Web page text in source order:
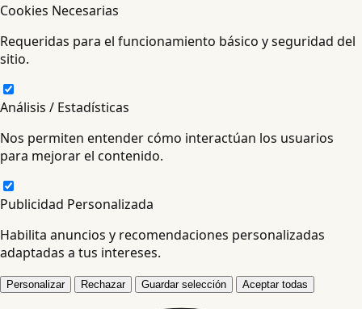
Cookies Necesarias
Requeridas para el funcionamiento básico y seguridad del
sitio.
Análisis / Estadísticas
Nos permiten entender cómo interactúan los usuarios
para mejorar el contenido.
Publicidad Personalizada
Habilita anuncios y recomendaciones personalizadas
adaptadas a tus intereses.
Personalizar Rechazar Guardar selección Aceptar todas